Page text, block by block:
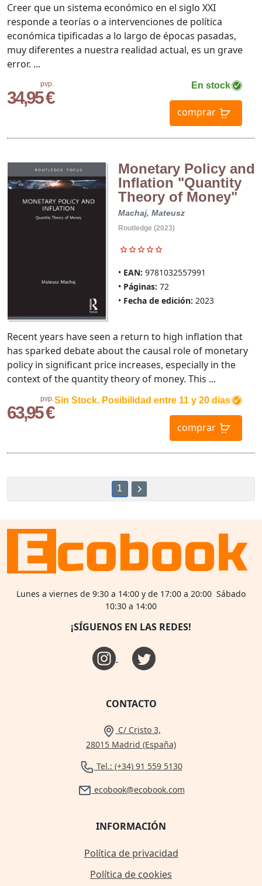
pvp.
34,95 €
En stock
comprar
Creer que un sistema económico en el siglo XXI
responde a teorías o a intervenciones de política
económica tipificadas a lo largo de épocas pasadas,
muy diferentes a nuestra realidad actual, es un grave
error. ...
Monetary Policy and
Inflation "Quantity
Theory of Money"
Machaj, Mateusz
Routledge (2023)
EAN: 9781032557991
Páginas: 72
Fecha de edición: 2023
pvp.
63,95 €
Sin Stock. Posibilidad entre 11 y 20 dias
comprar
Recent years have seen a return to high inflation that
has sparked debate about the causal role of monetary
policy in significant price increases, especially in the
context of the quantity theory of money. This ...
1
Lunes a viernes de 9:30 a 14:00 y de 17:00 a 20:00 Sábado
10:30 a 14:00
¡SÍGUENOS EN LAS REDES!
CONTACTO
C/ Cristo 3,
28015 Madrid (España)
Tel.: (+34) 91 559 5130
ecobook@ecobook.com
INFORMACIÓN
Política de privacidad
Política de cookies